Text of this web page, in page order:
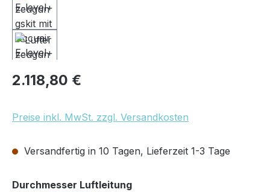
Regulärer Preis:
2.118,80 €
Preise inkl. MwSt. zzgl. Versandkosten
Versandfertig in 10 Tagen, Lieferzeit 1-3 Tage
Durchmesser Luftleitungauswählen